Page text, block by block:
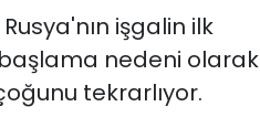
işgalin ilk
nedeni olarak
tekrarlıyor.